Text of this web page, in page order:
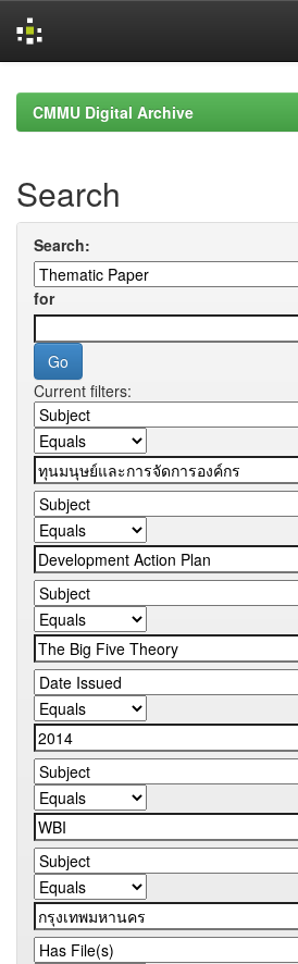
navigationCMMU Digital Archive
Search
Search:
for
Current filters: